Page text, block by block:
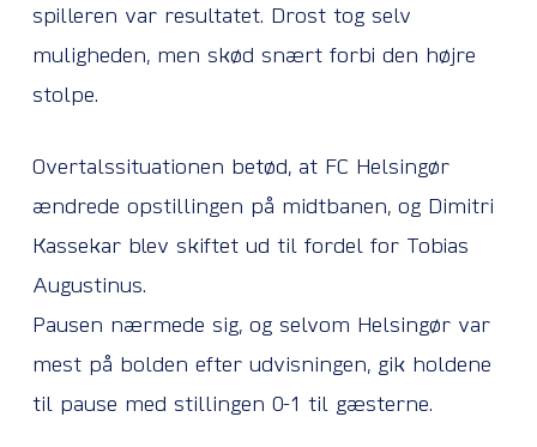
spilleren var resultatet. Drost tog selv
muligheden, men skød snært forbi den højre
stolpe.
Overtalssituationen betød, at FC Helsingør
ændrede opstillingen på midtbanen, og Dimitri
Kassekar blev skiftet ud til fordel for Tobias
Augustinus.
Pausen nærmede sig, og selvom Helsingør var
mest på bolden efter udvisningen, gik holdene
til pause med stillingen 0-1 til gæsterne.